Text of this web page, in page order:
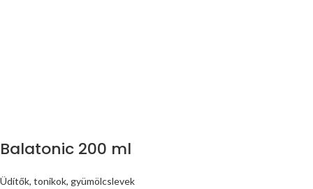
Balatonic 200 ml
Üdítők, tonikok, gyümölcslevek